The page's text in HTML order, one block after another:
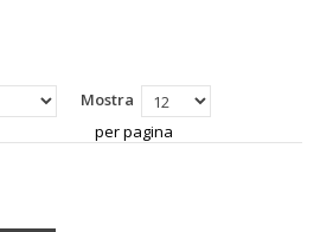
Mostra
per pagina